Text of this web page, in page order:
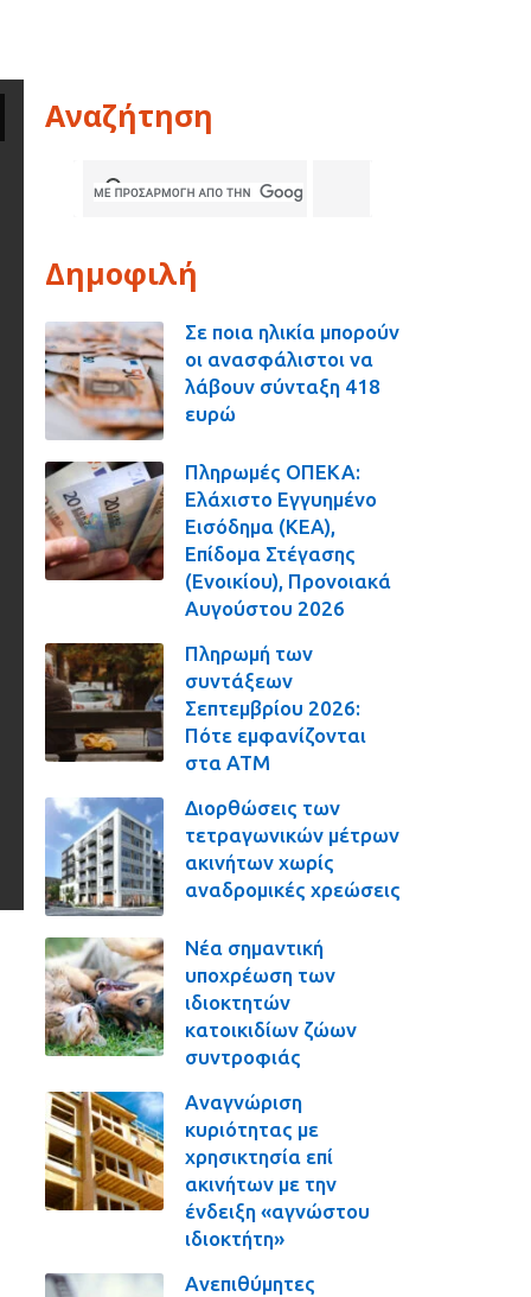
Αναζήτηση
Δημοφιλή
Σε ποια ηλικία μπορούν
οι ανασφάλιστοι να
λάβουν σύνταξη 418
ευρώ
Πληρωμές ΟΠΕΚΑ:
Ελάχιστο Εγγυημένο
Εισόδημα (ΚΕΑ),
Επίδομα Στέγασης
(Ενοικίου), Προνοιακά
Αυγούστου 2026
Πληρωμή των
συντάξεων
Σεπτεμβρίου 2026:
Πότε εμφανίζονται
στα ΑΤΜ
Διορθώσεις των
τετραγωνικών μέτρων
ακινήτων χωρίς
αναδρομικές χρεώσεις
Νέα σημαντική
υποχρέωση των
ιδιοκτητών
κατοικιδίων ζώων
συντροφιάς
Αναγνώριση
κυριότητας με
χρησικτησία επί
ακινήτων με την
ένδειξη «αγνώστου
ιδιοκτήτη»
Ανεπιθύμητες